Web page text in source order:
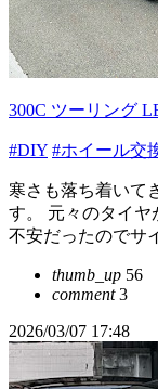
300C ツーリング
#DIY #ホイール交
寒さも落ち着いて
す。 元々のタイヤ
不安だったのでサ
thumb_up 56
comment3
2026/03/07 17:48